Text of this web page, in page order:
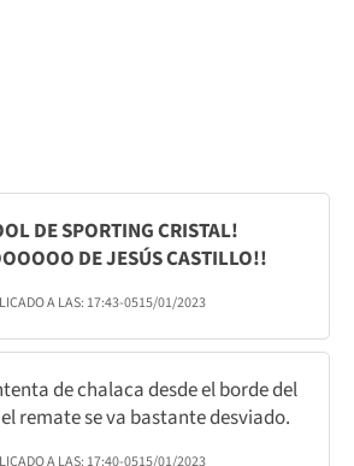
DE SPORTING CRISTAL!
DE JESÚS CASTILLO!!
A LAS: 17:43-0515/01/2023
de chalaca desde el borde del
remate se va bastante desviado.
A LAS: 17:40-0515/01/2023